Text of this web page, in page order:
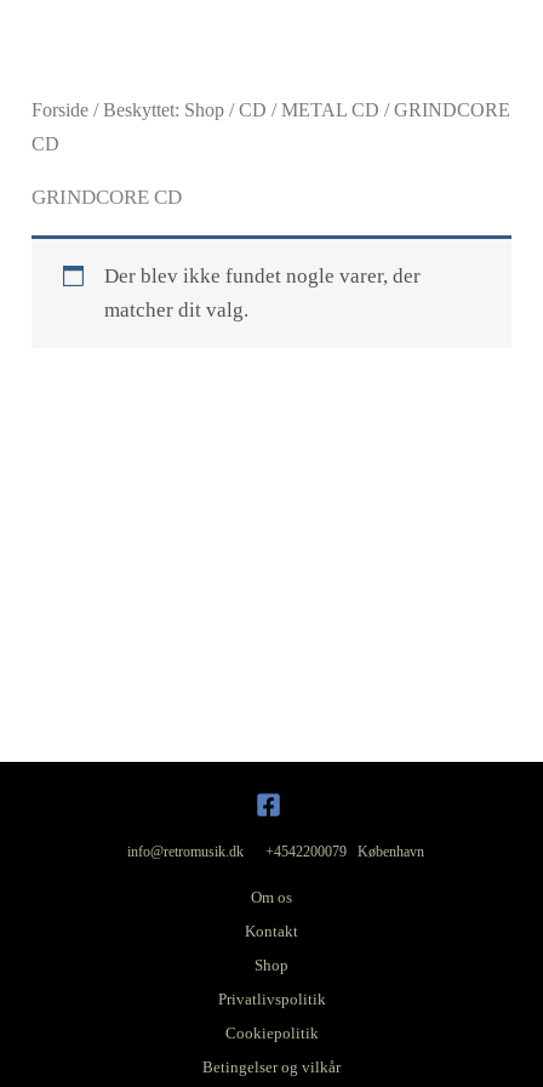
Forside /Beskyttet: Shop /CD /METAL CD / GRINDCORE
CD
GRINDCORE CD
Der blev ikke fundet nogle varer, der
matcher dit valg.
info@retromusik.dk +4542200079 København
Om os
Kontakt
Shop
Privatlivspolitik
Cookiepolitik
Betingelser og vilkår